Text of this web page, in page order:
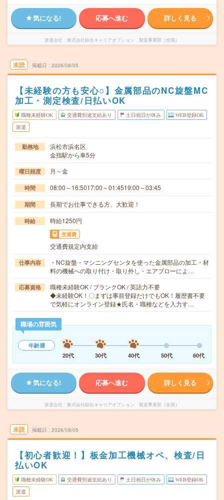
気になる! 応募へ進む 詳しく見る
派遣会社 株式会社綜合キャリアオプション 製造事業部（全国）
未読 掲載日 2026/08/05
【未経験の方も安心○】金属部品のNC旋盤MC
加工・測定検査/日払いOK
職種未経験OK 交通費別途支給あり 土日祝日が休み WEB登録OK
派遣
勤務地
浜松市浜名区
金指駅から車5分
曜日頻度 月～金
時間 08:00～16:5017:00～01:4519:00～03:45
期間 長期でお仕事できる方、大歓迎！
時給 時給1250円
交通費
交通費規定内支給
仕事内容
・NC旋盤・マシニングセンタを使った金属部品の加工・材
料の機械への取り付け・取り外し・エアブローによ…
応募資格
職種未経験OK / ブランクOK / 英語力不要
◆未経験OK！〇まずは事前登録だけでもOK！履歴書不要
で気軽にオンライン登録★氏名・職種などを入力す…
職場の雰囲気
年齢層
20代
30代 40代 50代 60代
気になる! 応募へ進む 詳しく見る
派遣会社 株式会社綜合キャリアオプション 製造事業部（全国）
未読 掲載日 2026/08/05
【初心者歓迎！】板金加工機械オペ、検査/日
払いOK
職種未経験OK 交通費別途支給あり 土日祝日が休み WEB登録OK
派遣